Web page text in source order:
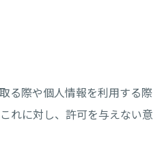
る際や個人情報を利用する際
れに対し、許可を与えない意